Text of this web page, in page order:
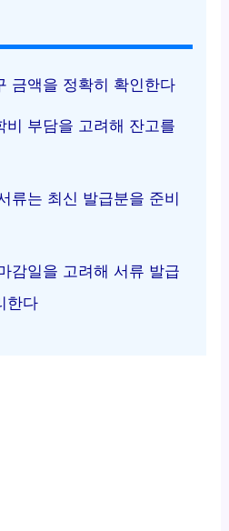
금액을 정확히 확인한다
비 부담을 고려해 잔고를
류는 최신 발급분을 준비
감일을 고려해 서류 발급
한다